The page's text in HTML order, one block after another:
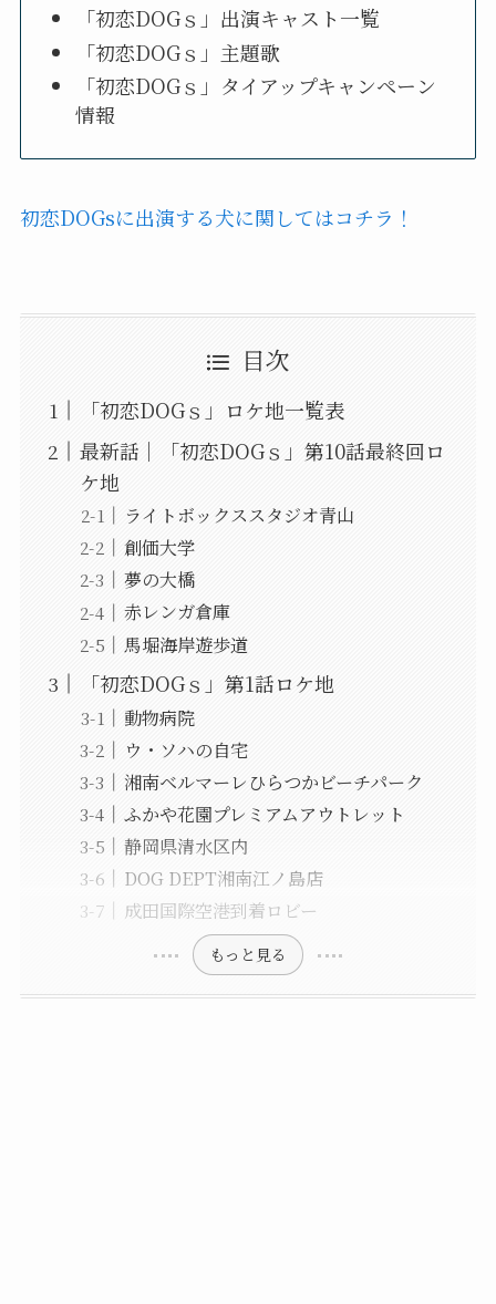
「初恋DOGｓ」出演キャスト一覧
「初恋DOGｓ」主題歌
「初恋DOGｓ」タイアップキャンペーン
情報
初恋DOGsに出演する犬に関してはコチラ！
目次
「初恋DOGｓ」ロケ地一覧表
最新話｜「初恋DOGｓ」第10話最終回ロ
ケ地
ライトボックススタジオ青山
創価大学
夢の大橋
赤レンガ倉庫
馬堀海岸遊歩道
「初恋DOGｓ」第1話ロケ地
動物病院
ウ・ソハの自宅
湘南ベルマーレひらつかビーチパーク
ふかや花園プレミアムアウトレット
静岡県清水区内
DOG DEPT湘南江ノ島店
成田国際空港到着ロビー
もっと見る